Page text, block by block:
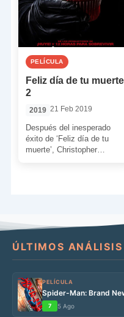
PELÍCULA
Feliz día de tu muerte
2
2019 21 Feb 2019
Después del inesperado
éxito de ‘Feliz día de tu
muerte’, Christopher
ÚLTIMOS ANÁLISIS
PELÍCULA
Spider-Man: Brand
7 5 Ago